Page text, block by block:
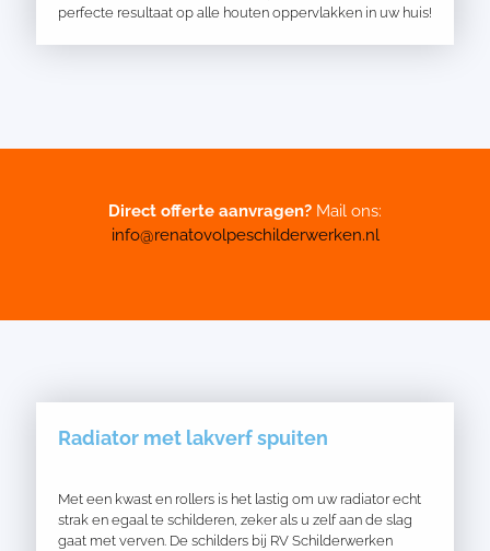
perfecte resultaat op alle houten oppervlakken in uw huis!
Direct offerte aanvragen? Mail ons:
info@renatovolpeschilderwerken.nl
Radiator met lakverf spuiten
Met een kwast en rollers is het lastig om uw radiator echt
strak en egaal te schilderen, zeker als u zelf aan de slag
gaat met verven. De schilders bij RV Schilderwerken